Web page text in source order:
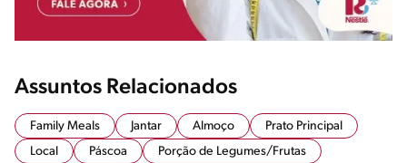
Assuntos Relacionados
Family Meals Jantar Almoço
Prato Principal
Local
Páscoa
Porção de Legumes/Frutas